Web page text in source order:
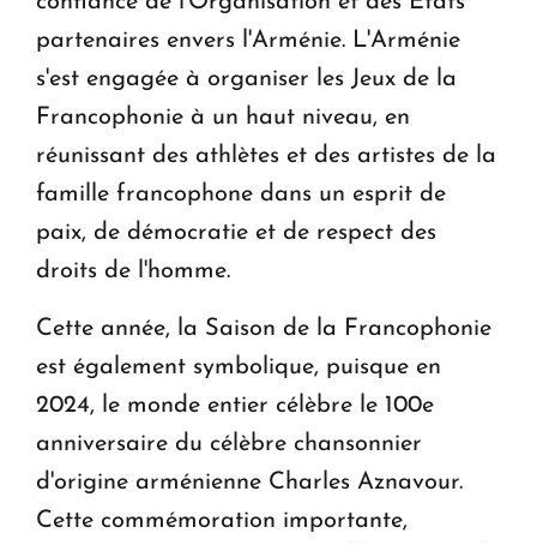
partenaires envers l'Arménie. L'Arménie
s'est engagée à organiser les Jeux de la
Francophonie à un haut niveau, en
réunissant des athlètes et des artistes de la
famille francophone dans un esprit de
paix, de démocratie et de respect des
droits de l'homme.
Cette année, la Saison de la Francophonie
est également symbolique, puisque en
2024, le monde entier célèbre le 100e
anniversaire du célèbre chansonnier
d'origine arménienne Charles Aznavour.
Cette commémoration importante,